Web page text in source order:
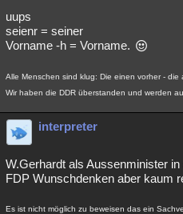
Spiritualität
Natur Umfragen Unterhaltung
Philosophie Träume Orte
Astronomie Helpdesk
Musik Clash
Übersichten
Besucht Teilgenommen Alle
uups
seienr = seiner
Vorname -h = Vorname.
Alle Menschen sind klug: Die einen vorher - die
Wir haben die DDR überstanden und werden
interpreter
W.Gerhardt als Aussenminister
FDP Wunschdenken aber kaum
Es ist nicht möglich zu beweisen das ein